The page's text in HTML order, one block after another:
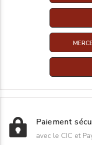
Paiement
avec le CIC et